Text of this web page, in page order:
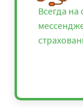
Всегда на